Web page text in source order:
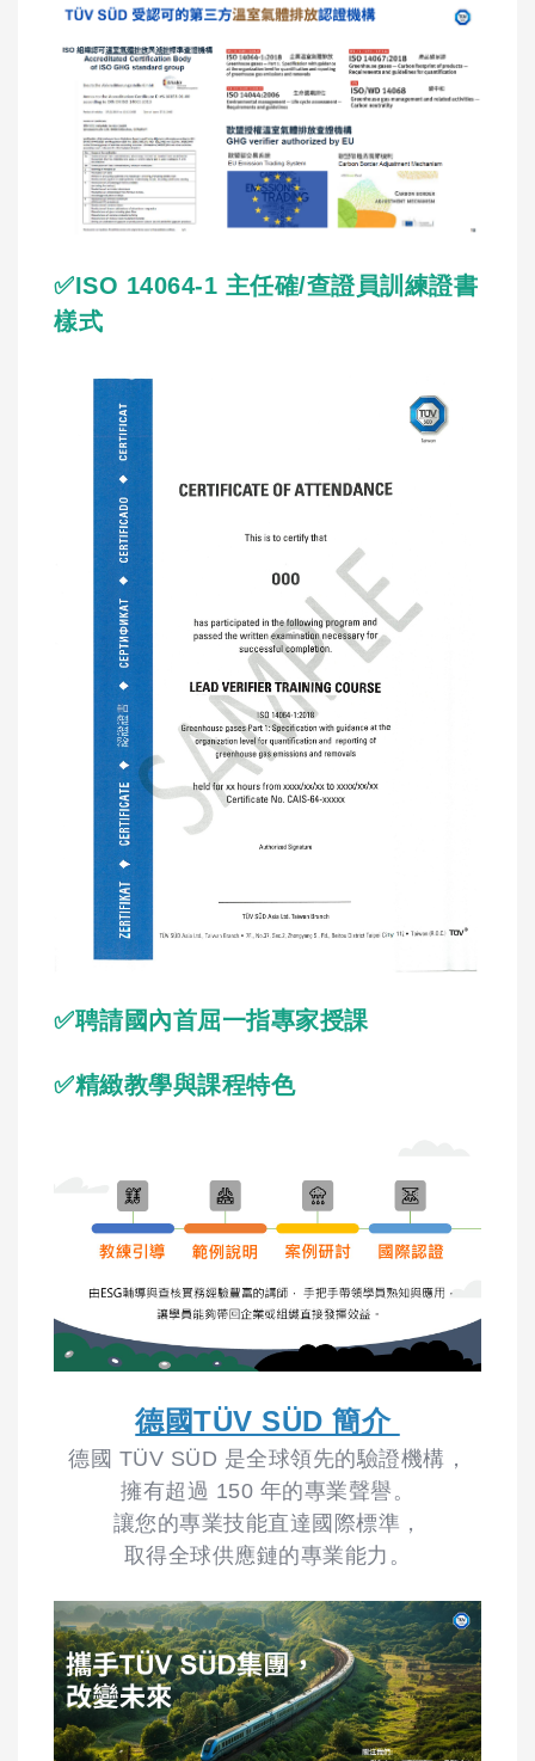
✅ISO 14064-1 主任確/查證員訓練證書
樣式
✅聘請國內首屈一指專家授課
✅精緻教學與課程特色
德國TÜV SÜD 簡介
德國 TÜV SÜD 是全球領先的驗證機構，
擁有超過 150 年的專業聲譽。
讓您的專業技能直達國際標準，
取得全球供應鏈的專業能力。